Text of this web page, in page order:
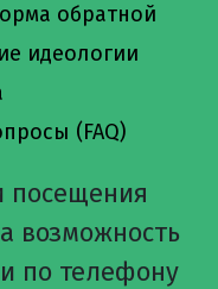
обратной
идеологии
(FAQ)
посещения
возможность
по телефону